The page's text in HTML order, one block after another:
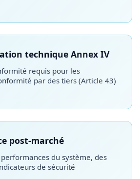
technique Annex IV
requis pour les
par des tiers (Article 43)
post-marché
du système, des
de sécurité